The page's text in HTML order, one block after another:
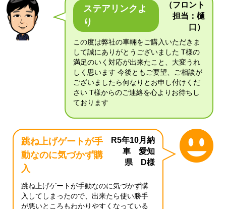
ステアリンクよ
り
（フロント
担当：樋
口）
この度は弊社の車輛をご購入いただきま
して誠にありがとうございました T様の
満足のいく対応が出来たこと、大変うれ
しく思います 今後ともご要望、ご相談が
ございましたら何なりとお申し付けくだ
さい T様からのご連絡を心よりお待ちし
ております
跳ね上げゲートが手
動なのに気づかず購
入
R5年10月納
車 愛知
県 D様
跳ね上げゲートが手動なのに気づかず購
入してしまったので、出来たら使い勝手
が悪いところもわかりやすくなっている